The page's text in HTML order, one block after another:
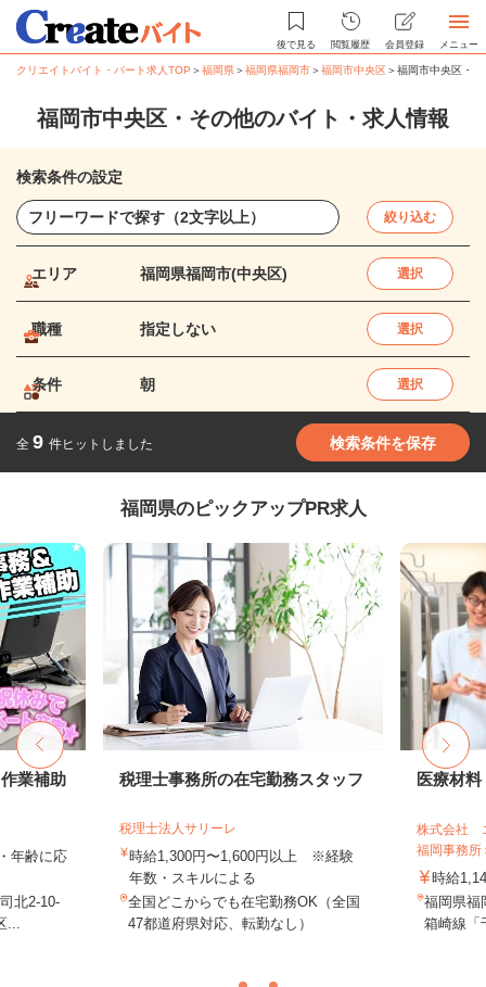
後で見る 閲覧履歴 会員登録 メニュー
クリエイトバイト・パート求人TOP ＞福岡県＞福岡県福岡市＞福岡市中央区＞福岡市中央区・
福岡市中央区・その他のバイト・求人情報
検索条件の設定
絞り込む
エリア 福岡県福岡市(中央区) 選択
職種 指定しない 選択
条件 朝 選択
全 9 件ヒットしました 検索条件を保存
福岡県のピックアップPR求人
業補助
年齢に応
北2-10-
税理士事務所の在宅勤務スタッフ
税理士法人サリーレ
時給1,300円〜1,600円以上 ※経験
年数・スキルによる
全国どこからでも在宅勤務OK（全国
47都道府県対応、転勤なし）
医療材
株式会社
福岡事務所
時給
福岡県福
箱崎線「